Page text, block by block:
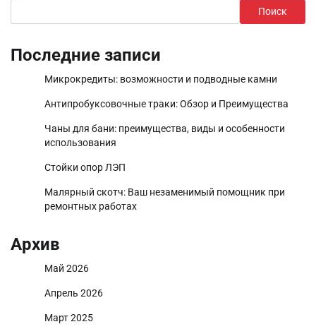
Поиск
Последние записи
Микрокредиты: возможности и подводные камни
Антипробуксовочные траки: Обзор и Преимущества
Чаны для бани: преимущества, виды и особенности
использования
Стойки опор ЛЭП
Малярный скотч: Ваш незаменимый помощник при
ремонтных работах
Архив
Май 2026
Апрель 2026
Март 2025